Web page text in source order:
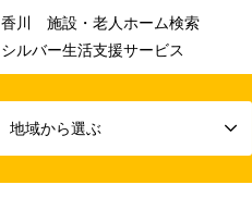
香川 施設・老人ホーム検索
シルバー生活支援サービス
地域から選ぶ